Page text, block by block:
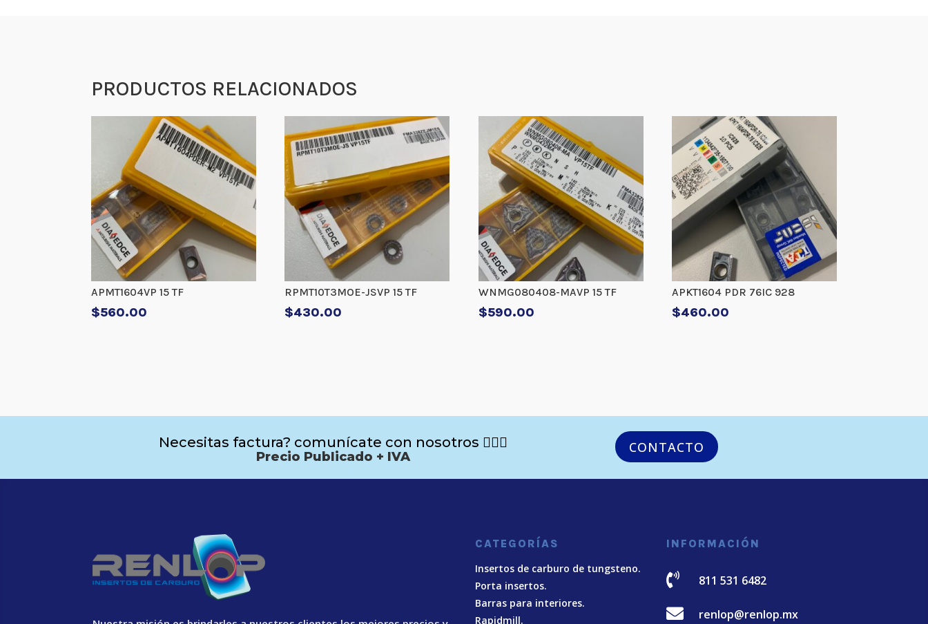
PRODUCTOS RELACIONADOS
APMT1604VP 15 TF
$560.00
RPMT10T3MOE-JSVP 15 TF
$430.00
WNMG080408-MAVP 15 TF
$590.00
APKT1604 PDR 76IC 928
$460.00
Necesitas factura? comunícate con nosotros 🙋🏻‍♂️
Precio Publicado + IVA
CONTACTO
CATEGORÍAS
Insertos de carburo de tungsteno.
Porta insertos.
Barras para interiores.
Rapidmill.
INFORMACIÓN
 811 531 6482
 renlop@renlop.mx